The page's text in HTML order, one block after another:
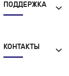
ПОДДЕРЖКА
КОНТАКТЫ